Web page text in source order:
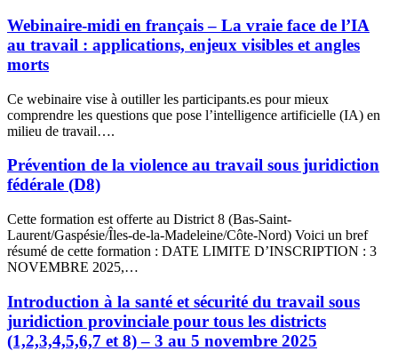
Webinaire-midi en français – La vraie face de l’IA
au travail : applications, enjeux visibles et angles
morts
Ce webinaire vise à outiller les participants.es pour mieux
comprendre les questions que pose l’intelligence artificielle (IA) en
milieu de travail….
Prévention de la violence au travail sous juridiction
fédérale (D8)
Cette formation est offerte au District 8 (Bas-Saint-
Laurent/Gaspésie/Îles-de-la-Madeleine/Côte-Nord) Voici un bref
résumé de cette formation : DATE LIMITE D’INSCRIPTION : 3
NOVEMBRE 2025,…
Introduction à la santé et sécurité du travail sous
juridiction provinciale pour tous les districts
(1,2,3,4,5,6,7 et 8) – 3 au 5 novembre 2025